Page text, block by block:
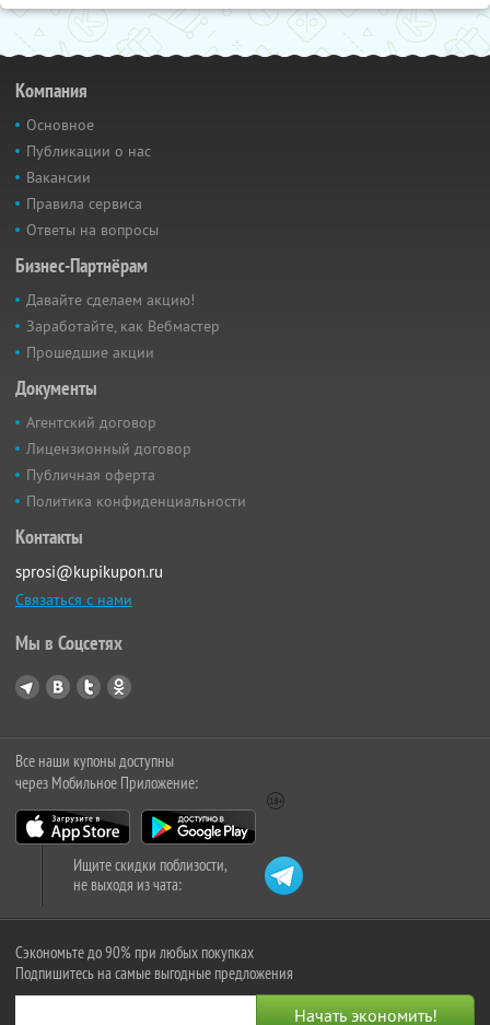
Компания
Основное
Публикации о нас
Вакансии
Правила сервиса
Ответы на вопросы
Бизнес-Партнёрам
Давайте сделаем акцию!
Заработайте, как Вебмастер
Прошедшие акции
Документы
Агентский договор
Лицензионный договор
Публичная оферта
Политика конфиденциальности
Контакты
sprosi@kupikupon.ru
Связаться с нами
Мы в Соцсетях
Все наши купоны доступны
через Мобильное Приложение:
Ищите скидки поблизости,
не выходя из чата:
Сэкономьте до 90% при любых покупках
Подпишитесь на самые выгодные предложения